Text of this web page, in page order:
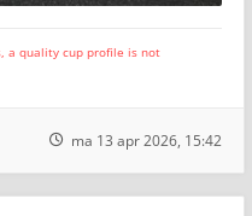
a quality cup profile is not
ma 13 apr 2026, 15:42